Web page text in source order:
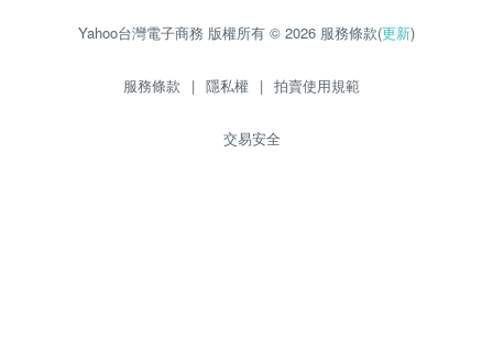
Yahoo台灣電子商務 版權所有 © 2026 服務條款(更新)
服務條款 | 隱私權 | 拍賣使用規範
交易安全